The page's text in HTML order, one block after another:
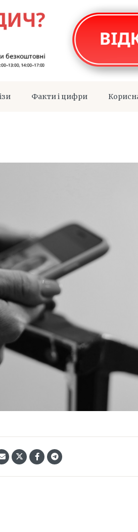
Факти і цифри